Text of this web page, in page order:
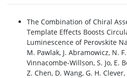
The Combination of Chiral
Template Effects Boosts
Luminescence of Perovskite
M. Pawlak, J. Abramowicz, N.
Vinnacombe-Willson, S. Jo, E.
Z. Chen, D. Wang, G. H.